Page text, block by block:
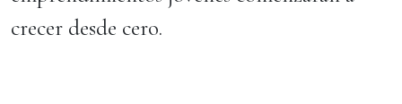
crecer desde cero.